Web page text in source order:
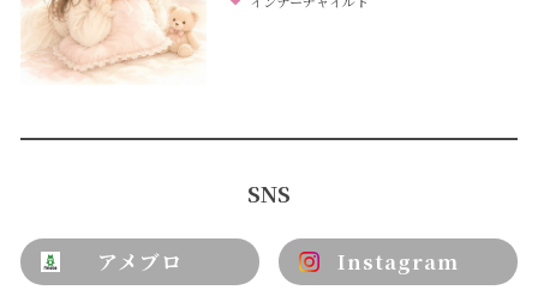
SNS
アメブロ Instagram